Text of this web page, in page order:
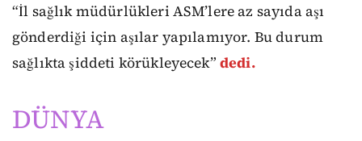
“İl sağlık müdürlükleri ASM’lere az sayıda aşı
gönderdiği için aşılar yapılamıyor. Bu durum
sağlıkta şiddeti körükleyecek” dedi.
DÜNYA